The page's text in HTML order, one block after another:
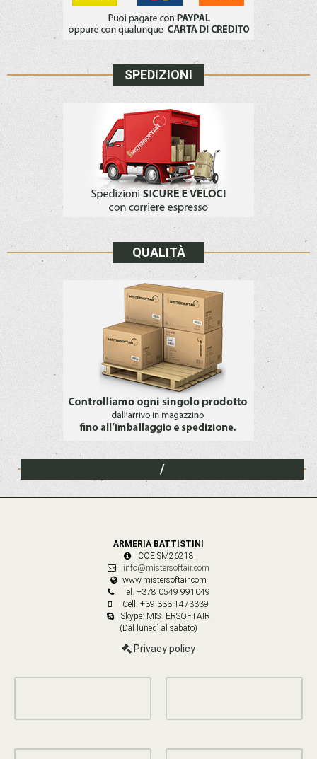
SPEDIZIONI
QUALITÀ
/
ARMERIA BATTISTINI
COE SM26218
info@mistersoftair.com
www.mistersoftair.com
Tel. +378 0549 991049
Cell. +39 333 1473339
Skype: MISTERSOFTAIR
(Dal lunedì al sabato)
Privacy policy